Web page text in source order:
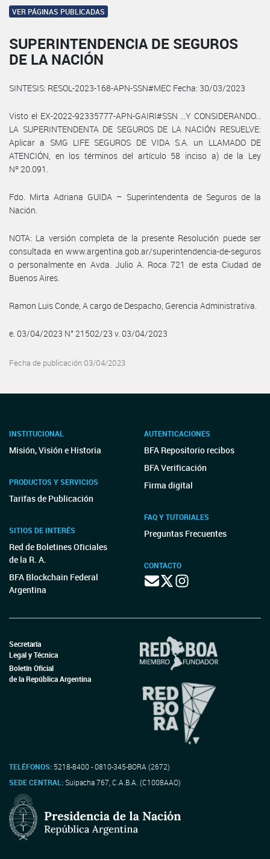
VER PÁGINAS PUBLICADAS
SUPERINTENDENCIA DE SEGUROS
DE LA NACIÓN
SINTESIS: RESOL-2023-168-APN-SSN#MEC Fecha: 30/03/2023
Visto el EX-2022-92335777-APN-GAIRI#SSN ...Y CONSIDERANDO...
LA SUPERINTENDENTA DE SEGUROS DE LA NACIÓN RESUELVE:
Aplicar a SMG LIFE SEGUROS DE VIDA S.A. un LLAMADO DE
ATENCIÓN, en los términos del artículo 58 inciso a) de la Ley
Nº 20.091.
Fdo. Mirta Adriana GUIDA – Superintendenta de Seguros de la
Nación.
NOTA: La versión completa de la presente Resolución puede ser
consultada en www.argentina.gob.ar/superintendencia-de-seguros
o personalmente en Avda. Julio A. Roca 721 de esta Ciudad de
Buenos Aires.
Ramon Luis Conde, A cargo de Despacho, Gerencia Administrativa.
e. 03/04/2023 N° 21502/23 v. 03/04/2023
Fecha de publicación 03/04/2023
INSTITUCIONAL
Misión, Visión e Historia
PRODUCTOS Y SERVICIOS
Tarifas de Publicación
SITIOS DE INTERÉS
Red de Boletines Oficiales
de la R. A.
BFA Blockchain Federal
Argentina
AUTENTICACIONES
BFA Repositorio recibos
BFA Verificación
Firma digital
FAQ Y TUTORIALES
Preguntas Frecuentes
CONTACTO
Secretaría
Legal y Técnica
Boletín Oficial
de la República Argentina
TELÉFONOS: 5218-8400 - 0810-345-BORA (2672)
SEDE CENTRAL:Suipacha 767, C.A.B.A. (C1008AAO)